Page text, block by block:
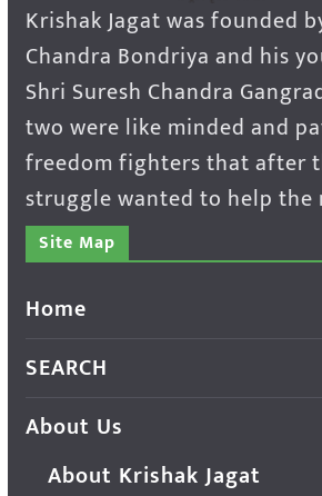
Krishak Jagat was founded
Chandra Bondriya and his
Shri Suresh Chandra
two were like minded and
freedom fighters that after
struggle wanted to help the
Site Map
Home
SEARCH
About Us
About Krishak Jagat